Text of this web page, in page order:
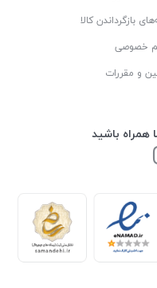
بازگرداندن کالا
خصوصی
و مقررات
همراه باشید